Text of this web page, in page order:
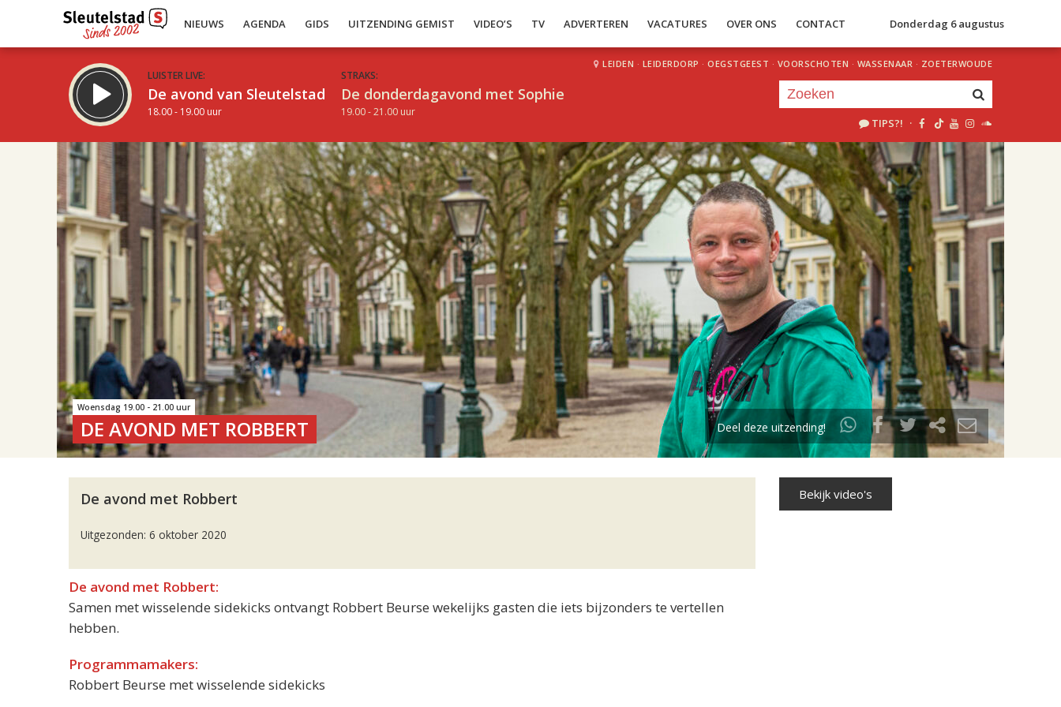
NIEUWS AGENDA GIDS UITZENDING GEMIST VIDEO’S TV ADVERTEREN VACATURES OVER ONS CONTACT Donderdag 6 augustus
LUISTER LIVE:
De avond van Sleutelstad
18.00 - 19.00 uur
STRAKS:
De donderdagavond met Sophie
19.00 - 21.00 uur
LEIDEN · LEIDERDORP · OEGSTGEEST · VOORSCHOTEN · WASSENAAR · ZOETERWOUDE
TIPS?! ·
19.00 20.00
Je luistert nu naar
uur 1 van 2
« Vorig uur Volgend uur
Inklappen
Woensdag 19.00 - 21.00 uur
DE AVOND MET ROBBERT Deel deze uitzending!
De avond met Robbert
Uitgezonden: 6 oktober 2020
De avond met Robbert:
Samen met wisselende sidekicks ontvangt Robbert Beurse wekelijks gasten die iets bijzonders te vertellen
hebben.
Programmamakers:
Robbert Beurse met wisselende sidekicks
Bekijk video's